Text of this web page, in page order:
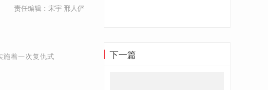
责任编辑：宋宇 邢人俨
施着一次复仇式
下一篇